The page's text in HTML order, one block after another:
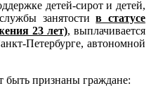
детей-сирот и детей,
занятостив статусе
23 лет), выплачивается
Петербурге, автономной
быть признаны граждане: